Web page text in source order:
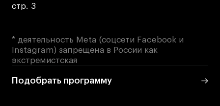
стр. 3
* деятельность Meta (соцсети Facebook и
Instagram) запрещена в России как
экстремистская
Подобрать программу